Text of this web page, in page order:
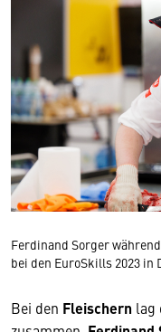
Ferdinand Sorger
bei den EuroSkills 2023 in
Bei den Fleischern lag